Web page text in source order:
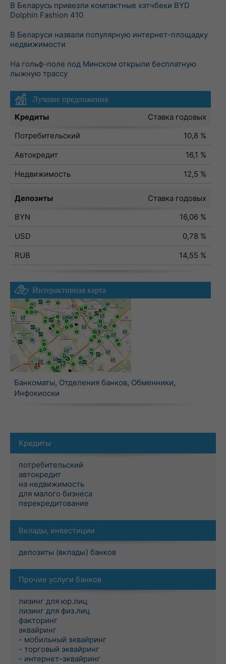
В Беларусь привезли компактные хэтчбеки BYD
Dolphin Fashion 410
В Беларуси назвали популярную интернет-площадку
недвижимости
На гольф-поле под Минском открыли бесплатную
лыжную трассу
Лучшие предложения
Кредиты
Ставка годовых
Потребительский
10,8 %
Автокредит
16,1 %
Недвижимость
12,5 %
Депозиты
Ставка годовых
BYN
16,06 %
USD
0,78 %
RUB
14,55 %
Интерактивная карта
Банкоматы, Отделения банков, Обменники,
Инфокиоски
Кредиты
потребительский
автокредит
на недвижимость
для малого бизнеса
перекредитование
Вклады, инвестиции
депозиты (вклады) банков
Прочие услуги банков
лизинг для юр.лиц
лизинг для физ.лиц
факторинг
эквайринг
- мобильный эквайринг
- торговый эквайринг
- интернет-эквайринг